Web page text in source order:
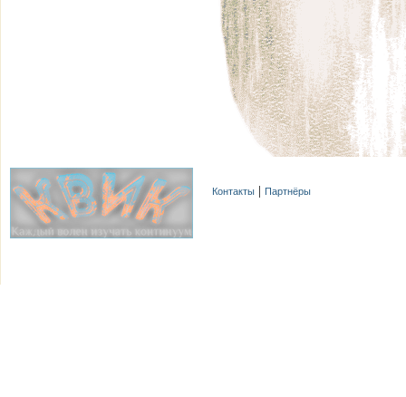
Контакты Партнёры